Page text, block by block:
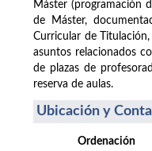
Máster (programación
de Máster,
Curricular de Titulación,
asuntos relacionados
de plazas de
reserva de aulas.
Ubicación y
Ordenación